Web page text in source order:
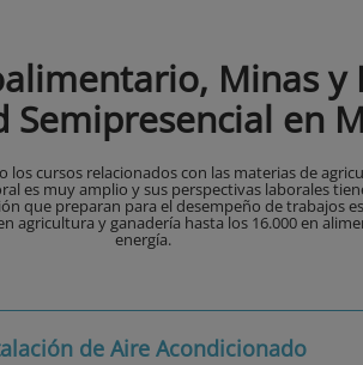
Minas y
Semipresencial en
los cursos relacionados con las materias de
es muy amplio y sus perspectivas laborales
que preparan para el desempeño de trabajos
agricultura y ganadería hasta los 16.000 en
energía.
de Aire Acondicionado